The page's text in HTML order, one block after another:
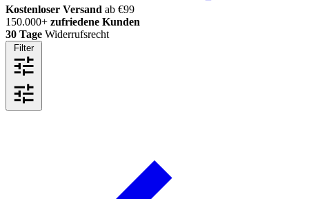
Kostenloser Versand ab €99
150.000+ zufriedene Kunden
30 Tage Widerrufsrecht
Filter